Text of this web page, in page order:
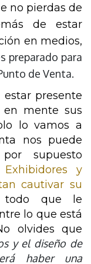
no pierdas de
de estar
en medios,
preparado para
de Venta.
estar presente
mente sus
lo vamos a
nos puede
supuesto
Exhibidores y
cautivar su
que le
lo que está
olvides que
y el diseño de
haber una